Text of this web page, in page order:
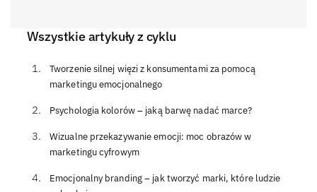
Wszystkie artykuły z cyklu
Tworzenie silnej więzi z konsumentami za pomocą
marketingu emocjonalnego
Psychologia kolorów – jaką barwę nadać marce?
Wizualne przekazywanie emocji: moc obrazów w
marketingu cyfrowym
Emocjonalny branding – jak tworzyć marki, które ludzie